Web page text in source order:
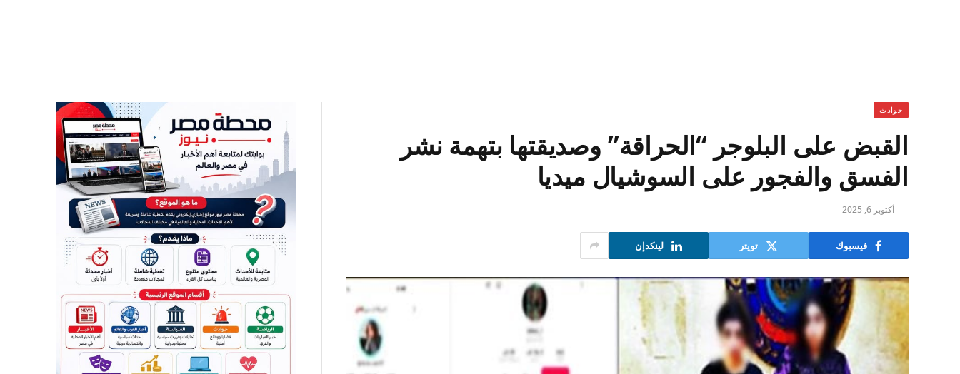
حوادث
القبض على البلوجر “الحراقة” وصديقتها بتهمة نشر
الفسق والفجور على السوشيال ميديا
أكتوبر 6, 2025
فيسبوك تويتر لينكدإن